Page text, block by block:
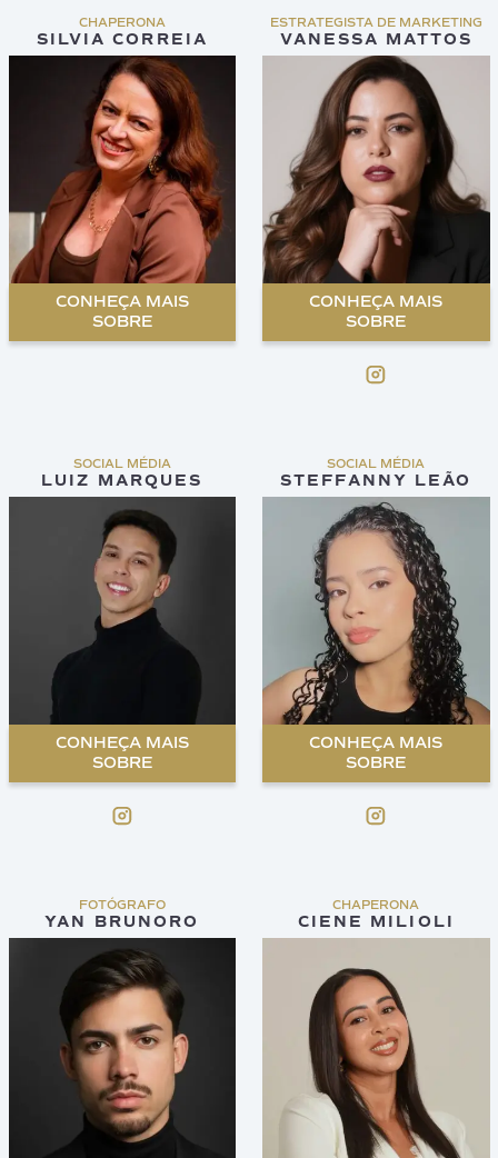
CHAPERONA
SILVIA CORREIA
CONHEÇA MAIS
SOBRE
ESTRATEGISTA DE MARKETING
VANESSA MATTOS
CONHEÇA MAIS
SOBRE
SOCIAL MÉDIA
LUIZ MARQUES
CONHEÇA MAIS
SOBRE
SOCIAL MÉDIA
STEFFANNY LEÃO
CONHEÇA MAIS
SOBRE
FOTÓGRAFO
YAN BRUNORO
CHAPERONA
CIENE MILIOLI